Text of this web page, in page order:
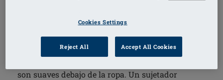
Código de pedido: 44741 Mara SBP FC
son suaves debajo de la ropa. Un sujetador
Cookies Settings
Reject All Accept All Cookies